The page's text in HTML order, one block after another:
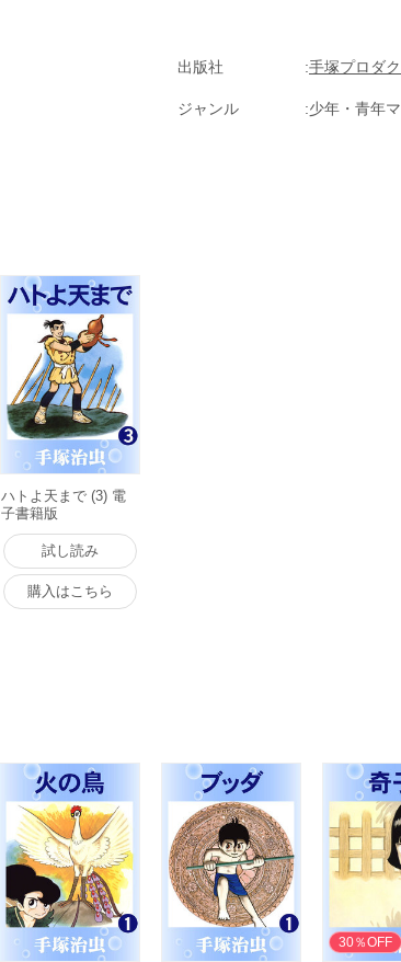
出版社 手塚プロダ
ジャンル 少年・青年
ハトよ天まで (3) 電
子書籍版
試し読み
購入はこちら
30％OFF